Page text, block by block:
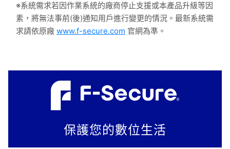
※系統需求若因作業系統的廠商停止支援或本產品升級等因
素，將無法事前(後)通知用戶進行變更的情況。最新系統需
求請依原廠 www.f-secure.com 官網為準。
保護您的數位生活